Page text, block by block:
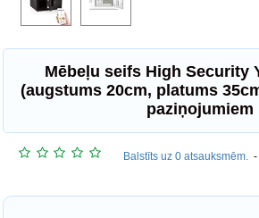
Mēbeļu seifs High Security
(augstums 20cm, platums
paziņojumiem
Balstīts uz 0 atsauksmēm. -